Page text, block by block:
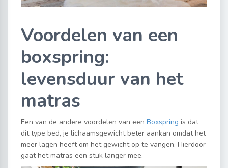
Voordelen van een
boxspring:
levensduur van het
matras
Een van de andere voordelen van een Boxspring is dat
dit type bed, je lichaamsgewicht beter aankan omdat het
meer lagen heeft om het gewicht op te vangen. Hierdoor
gaat het matras een stuk langer mee.